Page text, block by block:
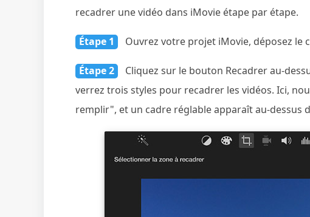
recadrer une vidéo dans iMovie étape par étape.
Étape 1 Ouvrez votre projet iMovie, déposez le
Étape 2
Cliquez sur le bouton Recadrer au-
verrez trois styles pour recadrer les vidéos. Ici,
remplir", et un cadre réglable apparaît au-dessus